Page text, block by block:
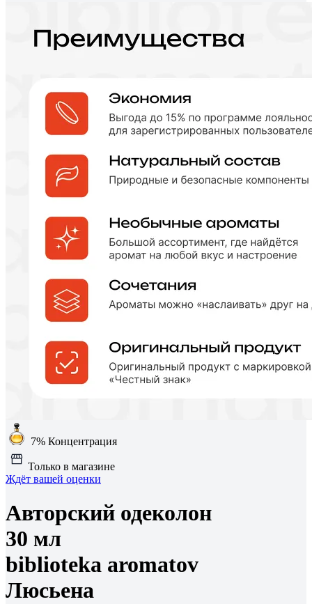
7% Концентрация
Только в магазине
Ждёт вашей оценки
Авторский одеколон
30 мл
biblioteka aromatov
Люсьена